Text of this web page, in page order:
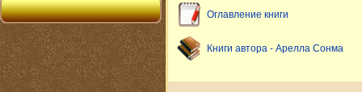
Оглавление книги
Книги автора - Арелла Сонма